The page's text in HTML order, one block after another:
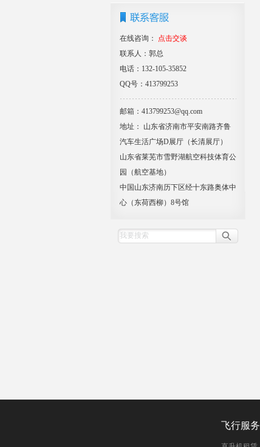
在线咨询：
点击交谈
联系人：郭总
电话：132-105-35852
QQ号：413799253
邮箱：413799253@qq.com
地址： 山东省济南市平安南路齐鲁
汽车生活广场D展厅（长清展厅）
山东省莱芜市雪野湖航空科技体育公
园（航空基地）
中国山东济南历下区经十东路奥体中
心（东荷西柳）8号馆
飞行服务